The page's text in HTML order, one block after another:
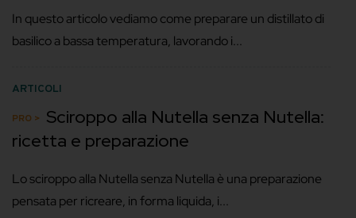
In questo articolo vediamo come preparare un distillato di
basilico a bassa temperatura, lavorando i...
ARTICOLI
Sciroppo alla Nutella senza Nutella:
ricetta e preparazione
Lo sciroppo alla Nutella senza Nutella è una preparazione
pensata per ricreare, in forma liquida, i...